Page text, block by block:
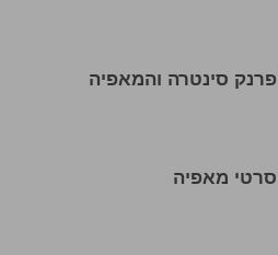
פרנק סינטרה והמאפיה
סרטי מאפיה